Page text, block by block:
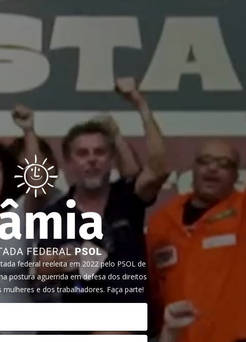
federal reeleita em 2022 pelo PSOL de
postura aguerrida em defesa dos direitos
e dos trabalhadores. Faça parte!